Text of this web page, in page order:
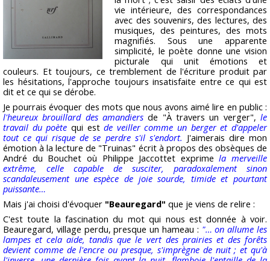
vie intérieure, des correspondances
avec des souvenirs, des lectures, des
musiques, des peintures, des mots
magnifiés. Sous une apparente
simplicité, le poète donne une vision
picturale qui unit émotions et
couleurs. Et toujours, ce tremblement de l'écriture produit par
les hésitations, l'approche toujours insatisfaite entre ce qui est
dit et ce qui se dérobe.
Je pourrais évoquer des mots que nous avons aimé lire en public :
l'heureux brouillard des amandiers de "À travers un verger", le
travail du poète qui estde veiller comme un berger et d'appeler
tout ce qui risque de se perdre s'il s'endort. J'aimerais dire mon
émotion à la lecture de "Truinas" écrit à propos des obsèques de
André du Bouchet où Philippe Jaccottet exprimela merveille
extrême, celle capable de susciter, paradoxalement sinon
scandaleusement une espèce de joie sourde, timide et pourtant
puissante…
Mais j'ai choisi d'évoquer "Beauregard" que je viens de relire :
C'est toute la fascination du mot qui nous est donnée à voir.
Beauregard, village perdu, presque un hameau : "… on allume les
lampes et cela aide, tandis que le vert des prairies et des forêts
devient comme de l'encre ou presque, s'imprègne de nuit ; et qu'à